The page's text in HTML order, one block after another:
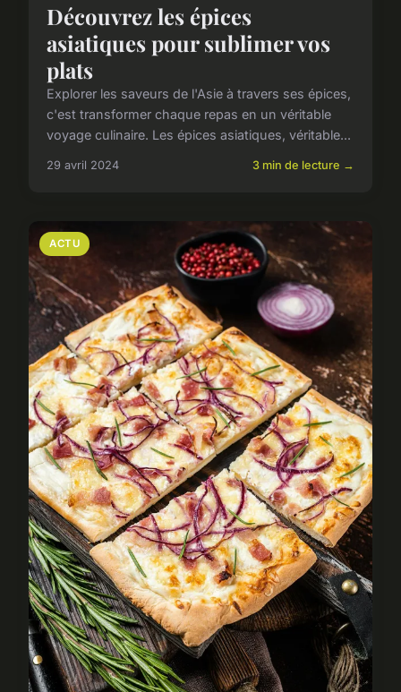
Découvrez les épices
asiatiques pour sublimer vos
plats
Explorer les saveurs de l'Asie à travers ses épices,
c'est transformer chaque repas en un véritable
voyage culinaire. Les épices asiatiques, véritable...
29 avril 2024 3 min de lecture →
ACTU